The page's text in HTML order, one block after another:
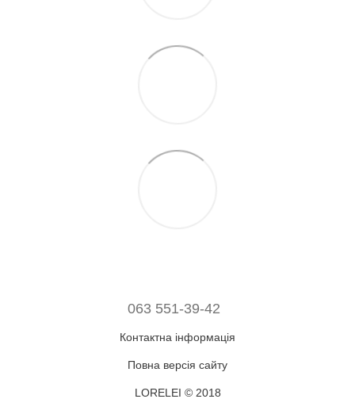
063 551-39-42
Контактна інформація
Повна версія сайту
LORELEI © 2018